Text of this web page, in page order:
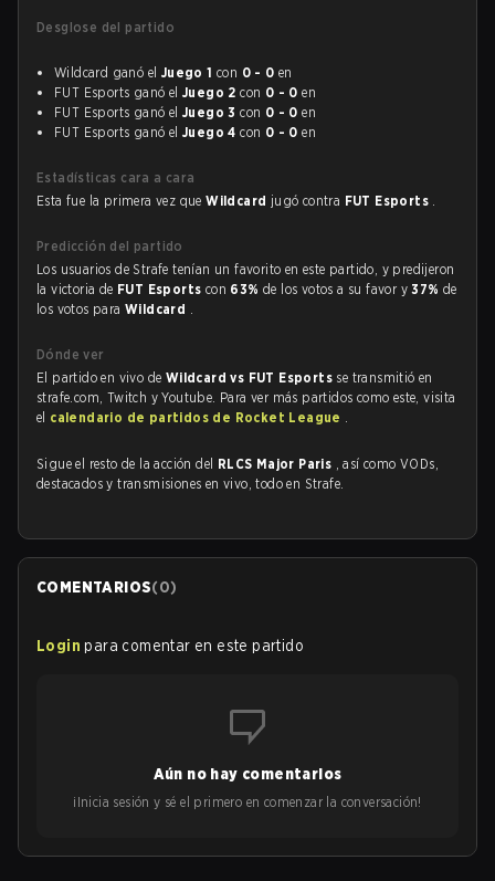
Desglose del partido
Wildcard ganó el Juego 1 con 0 - 0 en
FUT Esports ganó el Juego 2 con 0 - 0 en
FUT Esports ganó el Juego 3 con 0 - 0 en
FUT Esports ganó el Juego 4 con 0 - 0 en
Estadísticas cara a cara
Esta fue la primera vez queWildcard jugó contra FUT Esports .
Predicción del partido
Los usuarios de Strafe tenían un favorito en este partido, y predijeron
la victoria de FUT Esports con 63%de los votos a su favor y37%de
los votos paraWildcard .
Dónde ver
El partido en vivo de Wildcard vs FUT Esports se transmitió en
strafe.com, Twitch y Youtube. Para ver más partidos como este, visita
el calendario de partidos de Rocket League .
Sigue el resto de la acción del RLCS Major Paris , así como VODs,
destacados y transmisiones en vivo, todo en Strafe.
COMENTARIOS(0)
Login para comentar en este partido
Aún no hay comentarios
¡Inicia sesión y sé el primero en comenzar la conversación!